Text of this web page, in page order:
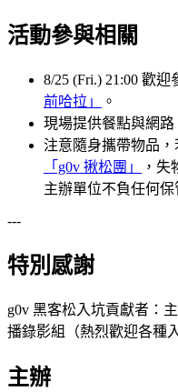
活動參與相關
8/25 (Fri.) 21:00 歡
前哈拉」
。
現場提供餐點與網路
注意隨身攜帶物品
「g0v 揪松團」
，失
主辦單位不負任何保
---
特別感謝
g0v 黑客松入坑貢獻者：
播錄影組（熱烈歡迎各種
主辦